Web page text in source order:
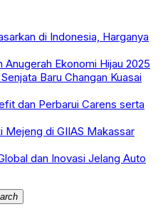
di Indonesia, Harganya
Anugerah Ekonomi Hijau 2025
Baru Changan Kuasai
dan Perbarui Carens serta
Mejeng di GIIAS Makassar
dan Inovasi Jelang Auto